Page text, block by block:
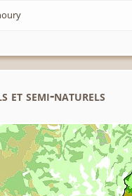
et semi-naturels